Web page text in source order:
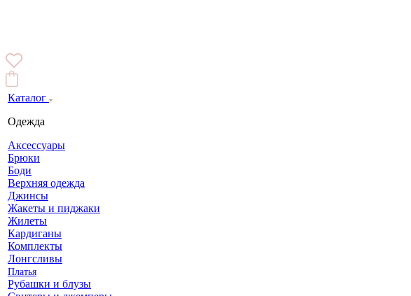
Каталог
Одежда
Аксессуары
Брюки
Боди
Верхняя одежда
Джинсы
Жакеты и пиджаки
Жилеты
Кардиганы
Комплекты
Лонгсливы
Платья
Рубашки и блузы